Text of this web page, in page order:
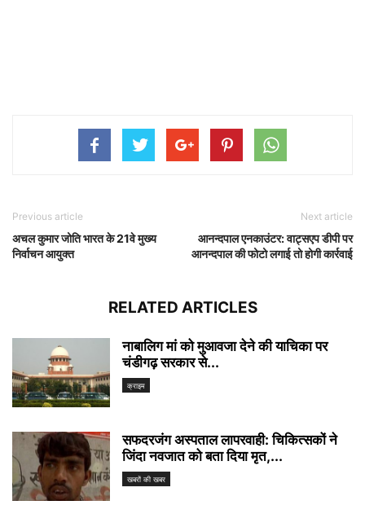
Previous article
अचल कुमार जोति भारत के 21वे मुख्य
निर्वाचन आयुक्त
Next article
आनन्दपाल एनकाउंटर: वाट्सएप डीपी पर
आनन्दपाल की फोटो लगाई तो होगी कार्रवाई
RELATED ARTICLES
नाबालिग मां को मुआवजा देने की याचिका पर
चंडीगढ़ सरकार से...
क्राइम
सफदरजंग अस्पताल लापरवाही: चिकित्सकों ने
जिंदा नवजात को बता दिया मृत,...
खबरों की खबर